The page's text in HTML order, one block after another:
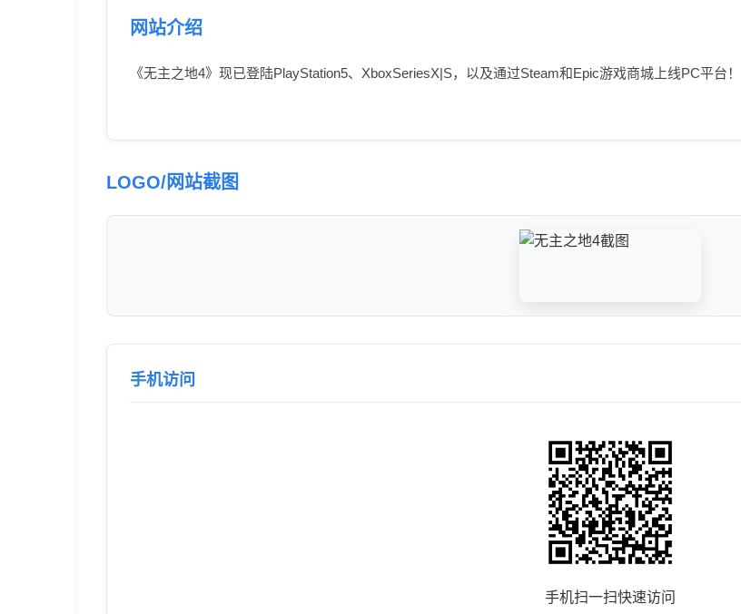
网站介绍
《无主之地4》现已登陆PlayStation5、XboxSeriesX|S，以及通过Steam和Epic游戏商城上线PC平台！
LOGO/网站截图
手机访问
手机扫一扫快速访问